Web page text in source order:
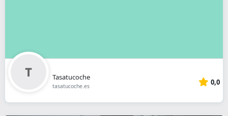
Tasatucoche
tasatucoche.es 0,0